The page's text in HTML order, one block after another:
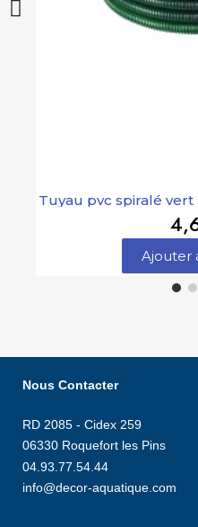
Ajouter
Nous Contacter
RD 2085 - Cidex 259
06330 Roquefort les Pins
04.93.77.54.44
info@decor-aquatique.com